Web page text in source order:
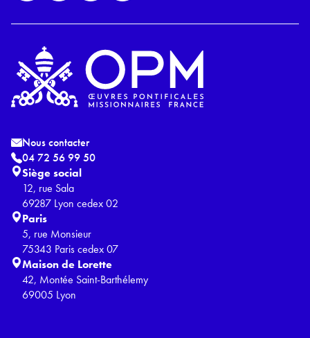
Nous contacter
04 72 56 99 50
Siège social
12, rue Sala
69287 Lyon cedex 02
Paris
5, rue Monsieur
75343 Paris cedex 07
Maison de Lorette
42, Montée Saint-Barthélemy
69005 Lyon